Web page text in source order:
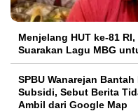
Menjelang HUT ke-81
Suarakan Lagu MBG
SPBU Wanarejan
Subsidi, Sebut Berita
Ambil dari Google Map